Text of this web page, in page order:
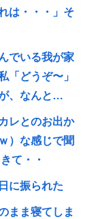
は・・・」そ
でいる我が家
「どうぞ〜」
、なんと…
レとのお出か
）な感じで聞
て・・
に振られた
まま寝てしま